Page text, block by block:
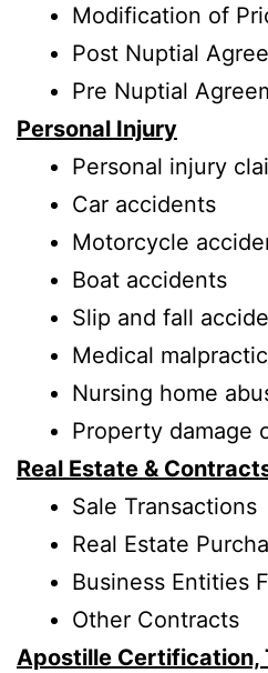
Modification of
Post Nuptial
Pre Nuptial
Personal Injury
Personal injury
Car accidents
Motorcycle
Boat accidents
Slip and fall
Medical
Nursing home
Property damage
Real Estate &
Sale Transactions
Real Estate
Business Entities
Other Contracts
Apostille Certification,